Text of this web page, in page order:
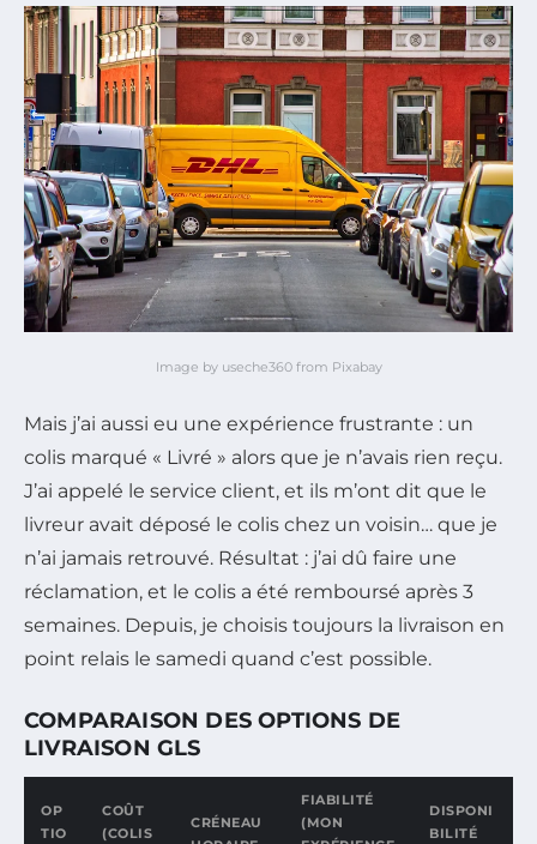
Image by useche360 from Pixabay
Mais j’ai aussi eu une expérience frustrante : un
colis marqué « Livré » alors que je n’avais rien reçu.
J’ai appelé le service client, et ils m’ont dit que le
livreur avait déposé le colis chez un voisin… que je
n’ai jamais retrouvé. Résultat : j’ai dû faire une
réclamation, et le colis a été remboursé après 3
semaines. Depuis, je choisis toujours la livraison en
point relais le samedi quand c’est possible.
COMPARAISON DES OPTIONS DE
LIVRAISON GLS
OP
TIO
COÛT
(COLIS
CRÉNEAU
FIABILITÉ
(MON
DISPONI
BILITÉ